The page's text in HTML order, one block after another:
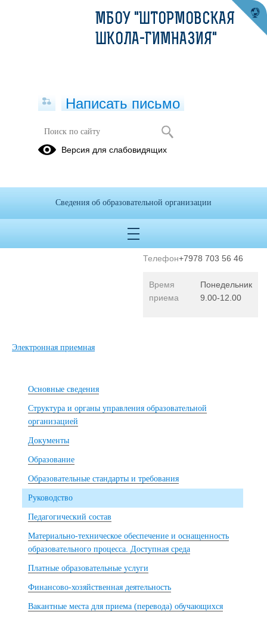
Директор гимназии, Учитель
начальных классов
Наталья
Сергеевна
Телефон+7978 703 56 46
Время
приема
Понедельник
9.00-12.00
Электронная приемная
Основные сведения
Структура и органы управления образовательной
организацией
Документы
Образование
Образовательные стандарты и требования
Руководство
Педагогический состав
Материально-техническое обеспечение и оснащенность
образовательного процесса. Доступная среда
Платные образовательные услуги
Финансово-хозяйственная деятельность
Вакантные места для приема (перевода) обучающихся
МБОУ "ШТОРМОВСКАЯ
ШКОЛА-ГИМНАЗИЯ"
Написать письмо
Версия для слабовидящих
Сведения об образовательной организации